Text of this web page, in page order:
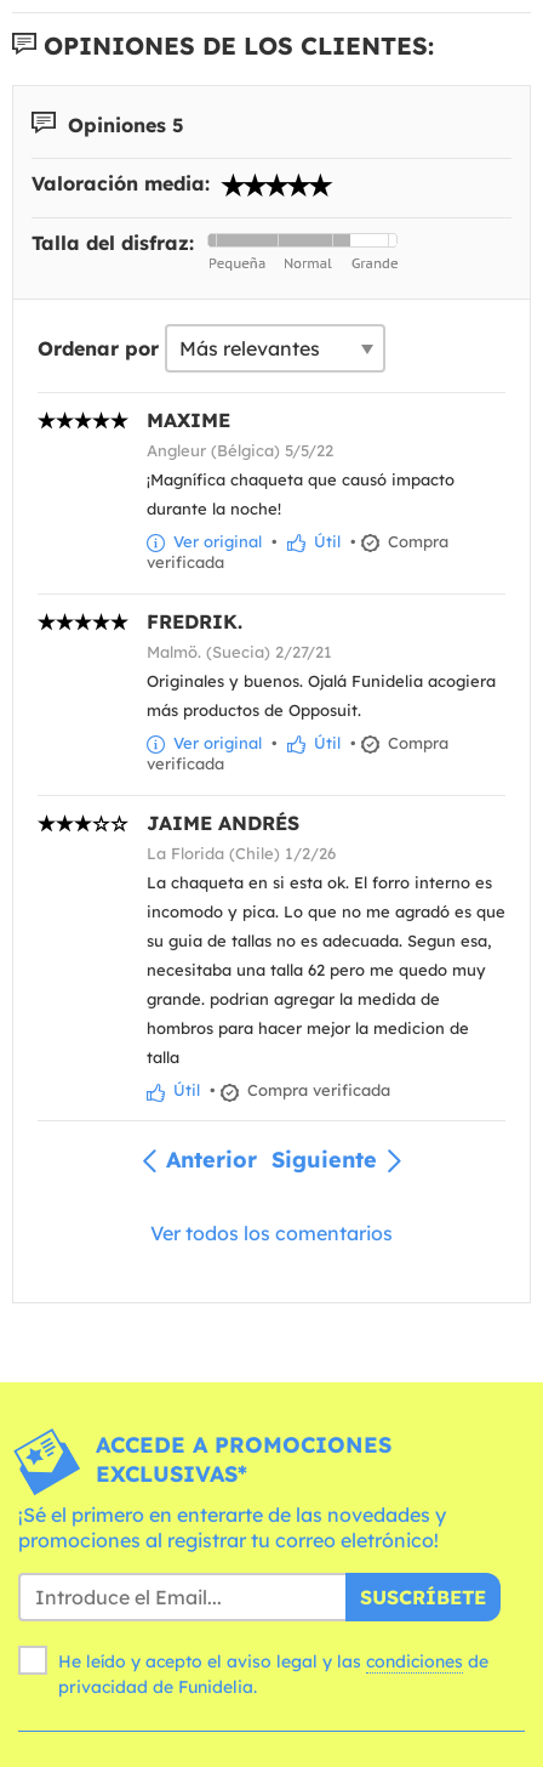
OPINIONES DE LOS CLIENTES:
Opiniones 5
Valoración media:
Talla del disfraz:
Ordenar por
MAXIME
Angleur (Bélgica) 5/5/22
¡Magnífica chaqueta que causó impacto
durante la noche!
Ver original • Útil •
Compra
verificada
FREDRIK.
Malmö. (Suecia) 2/27/21
Originales y buenos. Ojalá Funidelia acogiera
más productos de Opposuit.
Ver original • Útil •
Compra
verificada
JAIME ANDRÉS
La Florida (Chile) 1/2/26
La chaqueta en si esta ok. El forro interno es
incomodo y pica. Lo que no me agradó es que
su guia de tallas no es adecuada. Segun esa,
necesitaba una talla 62 pero me quedo muy
grande. podrian agregar la medida de
hombros para hacer mejor la medicion de
talla
Útil • Compra verificada
Anterior Siguiente
Ver todos los comentarios
ACCEDE A PROMOCIONES
EXCLUSIVAS*
¡Sé el primero en enterarte de las novedades y
promociones al registrar tu correo eletrónico!
SUSCRÍBETE
He leído y acepto el aviso legal y las condiciones
privacidad de Funidelia.